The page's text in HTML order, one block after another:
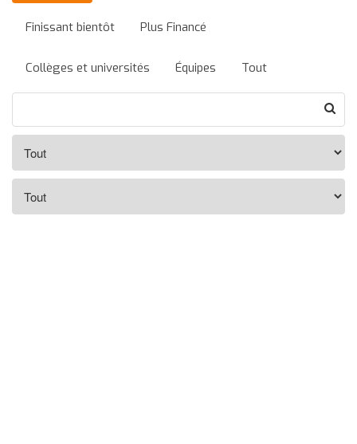
Finissant bientôt Plus Financé
Collèges et universités Équipes Tout